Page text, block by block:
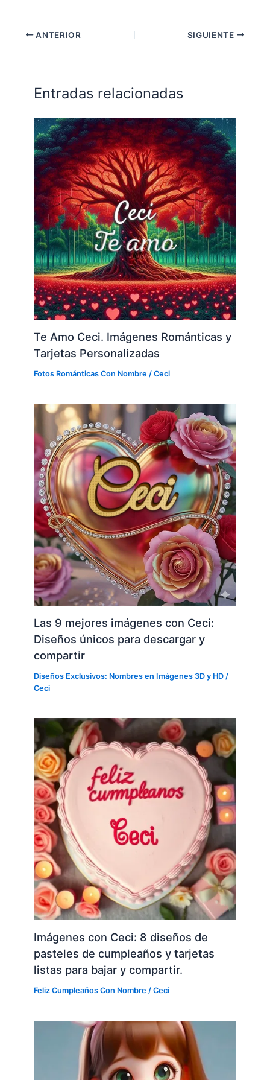
ANTERIOR SIGUIENTE
Entradas relacionadas
Te Amo Ceci. Imágenes Románticas y
Tarjetas Personalizadas
Fotos Románticas Con Nombre /Ceci
Las 9 mejores imágenes con Ceci:
Diseños únicos para descargar y
compartir
Diseños Exclusivos: Nombres en Imágenes 3D y HD /
Ceci
Imágenes con Ceci: 8 diseños de
pasteles de cumpleaños y tarjetas
listas para bajar y compartir.
Feliz Cumpleaños Con Nombre /Ceci